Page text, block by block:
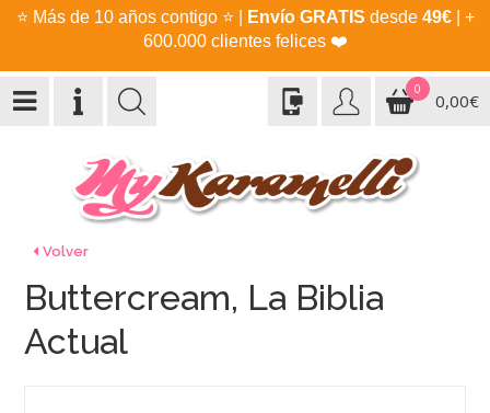
⭐ Más de 10 años contigo ⭐ Envío GRATIS desde 49€| +
600.000 clientes felices ❤️
0
0,00€
Volver
Buttercream, La Biblia
Actual